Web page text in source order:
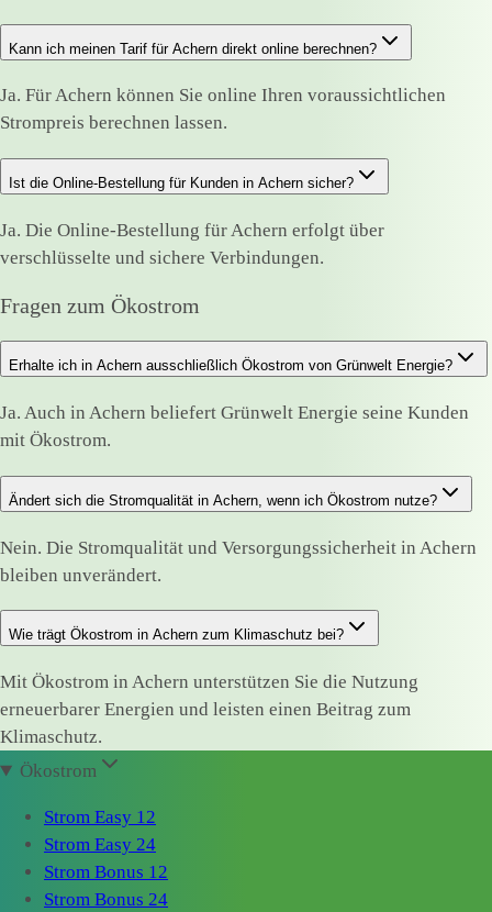
Kann ich meinen Tarif für Achern direkt online berechnen?
Ja. Für Achern können Sie online Ihren voraussichtlichen
Strompreis berechnen lassen.
Ist die Online-Bestellung für Kunden in Achern sicher?
Ja. Die Online-Bestellung für Achern erfolgt über
verschlüsselte und sichere Verbindungen.
Fragen zum Ökostrom
Erhalte ich in Achern ausschließlich Ökostrom von Grünwelt Energie?
Ja. Auch in Achern beliefert Grünwelt Energie seine Kunden
mit Ökostrom.
Ändert sich die Stromqualität in Achern, wenn ich Ökostrom nutze?
Nein. Die Stromqualität und Versorgungssicherheit in Achern
bleiben unverändert.
Wie trägt Ökostrom in Achern zum Klimaschutz bei?
Mit Ökostrom in Achern unterstützen Sie die Nutzung
erneuerbarer Energien und leisten einen Beitrag zum
Klimaschutz.
Ökostrom
Strom Easy 12
Strom Easy 24
Strom Bonus 12
Strom Bonus 24